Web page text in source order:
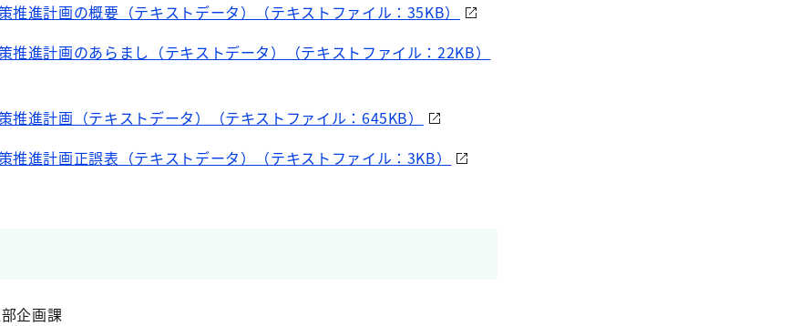
推進計画の概要（テキストデータ）（テキストファイル：35KB）
推進計画のあらまし（テキストデータ）（テキストファイル：22KB）
推進計画（テキストデータ）（テキストファイル：645KB）
推進計画正誤表（テキストデータ）（テキストファイル：3KB）
企画課